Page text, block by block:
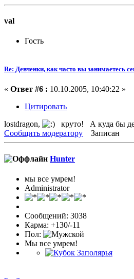
val
Гость
Re: Девченки, как часто вы занимаетесь
« Ответ #6 : 10.10.2005, 10:40:22 »
Цитировать
lostdragon,
круто! А куда бы
Сообщить модератору
Записан
Hunter
мы все умрем!
Administrator
Сообщений: 3038
Карма: +130/-11
Пол:
Мы все умрем!